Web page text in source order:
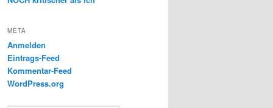
META
Anmelden
Eintrags-Feed
Kommentar-Feed
WordPress.org